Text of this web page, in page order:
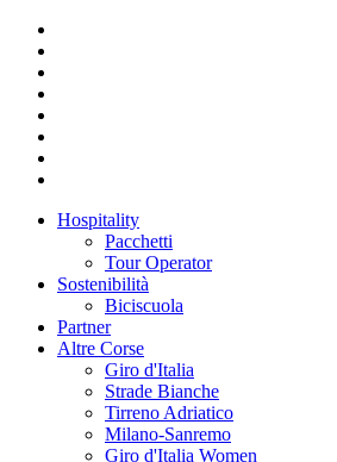
Hospitality
Pacchetti
Tour Operator
Sostenibilità
Biciscuola
Partner
Altre Corse
Giro d'Italia
Strade Bianche
Tirreno Adriatico
Milano-Sanremo
Giro d'Italia Women